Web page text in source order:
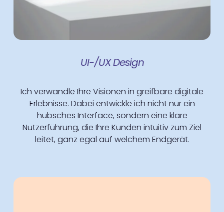
UI-/UX Design
Ich verwandle Ihre Visionen in greifbare digitale
Erlebnisse. Dabei entwickle ich nicht nur ein
hübsches Interface, sondern eine klare
Nutzerführung, die Ihre Kunden intuitiv zum Ziel
leitet, ganz egal auf welchem Endgerät.